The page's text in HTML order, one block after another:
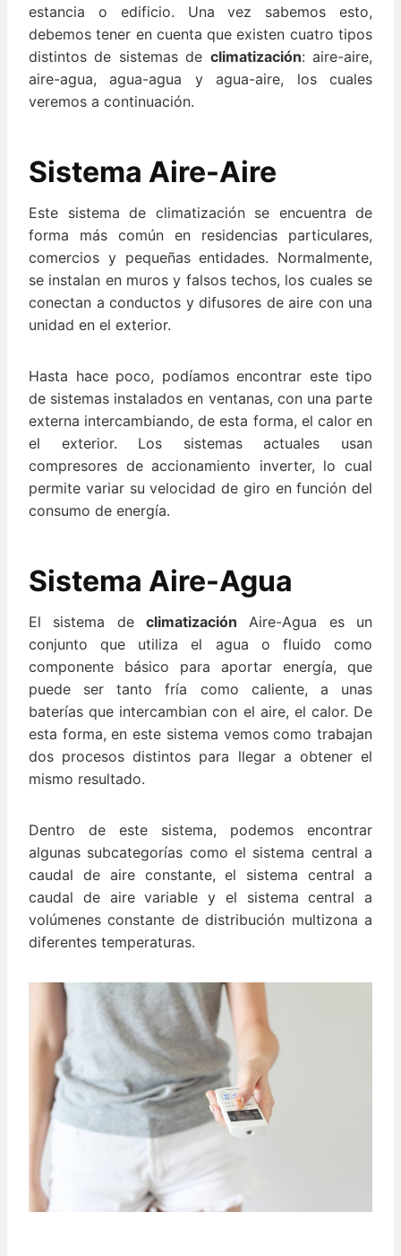
estancia o edificio. Una vez sabemos esto,
debemos tener en cuenta que existen cuatro tipos
distintos de sistemas de climatización: aire-aire,
aire-agua, agua-agua y agua-aire, los cuales
veremos a continuación.
Sistema Aire-Aire
Este sistema de climatización se encuentra de
forma más común en residencias particulares,
comercios y pequeñas entidades. Normalmente,
se instalan en muros y falsos techos, los cuales se
conectan a conductos y difusores de aire con una
unidad en el exterior.
Hasta hace poco, podíamos encontrar este tipo
de sistemas instalados en ventanas, con una parte
externa intercambiando, de esta forma, el calor en
el exterior. Los sistemas actuales usan
compresores de accionamiento inverter, lo cual
permite variar su velocidad de giro en función del
consumo de energía.
Sistema Aire-Agua
El sistema de climatización Aire-Agua es un
conjunto que utiliza el agua o fluido como
componente básico para aportar energía, que
puede ser tanto fría como caliente, a unas
baterías que intercambian con el aire, el calor. De
esta forma, en este sistema vemos como trabajan
dos procesos distintos para llegar a obtener el
mismo resultado.
Dentro de este sistema, podemos encontrar
algunas subcategorías como el sistema central a
caudal de aire constante, el sistema central a
caudal de aire variable y el sistema central a
volúmenes constante de distribución multizona a
diferentes temperaturas.